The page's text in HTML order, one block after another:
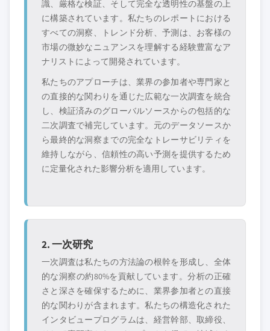
識、厳格な検証、そして完全な透明性の基盤の上
に構築されています。私たちのレポートにおける
すべての洞察、トレンド分析、予測は、お客様の
市場の微妙なニュアンスを理解する経験豊富なア
ナリストによって開発されています。
私たちのアプローチは、業界の参加者や専門家と
の直接的な関わりを通じた広範な一次調査を統合
し、検証済みのグローバルソースからの包括的な
二次調査で補完しています。元のデータソースか
ら最終的な洞察までの完全なトレーサビリティを
維持しながら、信頼性の高い予測を提供するため
に定量化された影響分析を適用しています。
2. 一次研究
一次調査は私たちの方法論の根幹を形成し、全体
的な洞察の約80%を貢献しています。分析の正確
さと深さを確保するために、業界参加者との直接
的な関わりが含まれます。私たちの構造化された
インタビュープログラムは、経営幹部、取締役、